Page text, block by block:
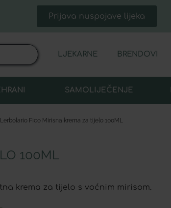
Prijava nuspojave lijeka
LJEKARNE BRENDOVI
SAMOLIJEČENJE
Fico Mirisna krema za tijelo 100ML
100ML
krema za tijelo s voćnim mirisom.